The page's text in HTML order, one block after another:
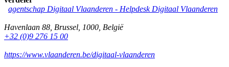
agentschap Digitaal Vlaanderen - Helpdesk Digitaal Vlaanderen
Havenlaan 88, Brussel, 1000, België
+32 (0)9 276 15 00
https://www.vlaanderen.be/digitaal-vlaanderen